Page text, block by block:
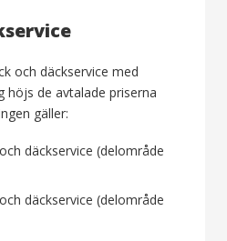
och däckservice med
höjs de avtalade priserna
gäller:
däckservice (delområde
däckservice (delområde